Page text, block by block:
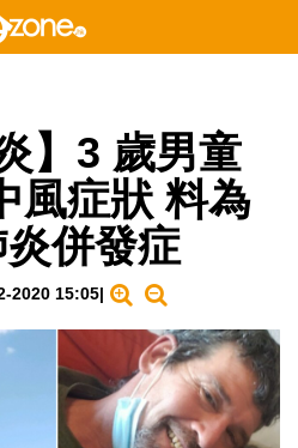
】3 歲男童
風症狀 料為
併發症
2020 15:05|